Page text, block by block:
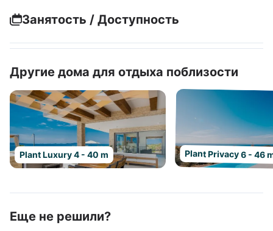
Занятость / Доступность
Другие дома для отдыха поблизости
Plant Luxury 4 - 40 m Plant Privacy 6 - 46
Еще не решили?